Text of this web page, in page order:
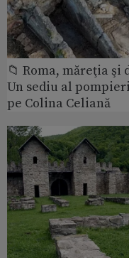
📁 Roma, măreţia şi
Un sediu al
pe Colina Celiană